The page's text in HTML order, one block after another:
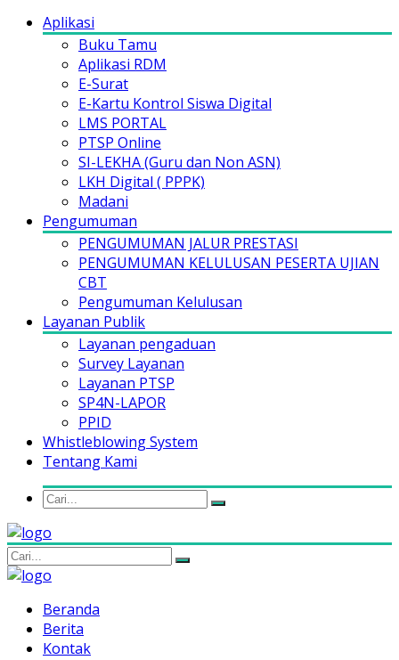
Aplikasi
Buku Tamu
Aplikasi RDM
E-Surat
E-Kartu Kontrol Siswa Digital
LMS PORTAL
PTSP Online
SI-LEKHA (Guru dan Non ASN)
LKH Digital ( PPPK)
Madani
Pengumuman
PENGUMUMAN JALUR PRESTASI
PENGUMUMAN KELULUSAN PESERTA UJIAN
CBT
Pengumuman Kelulusan
Layanan Publik
Layanan pengaduan
Survey Layanan
Layanan PTSP
SP4N-LAPOR
PPID
Whistleblowing System
Tentang Kami
Beranda
Berita
Kontak